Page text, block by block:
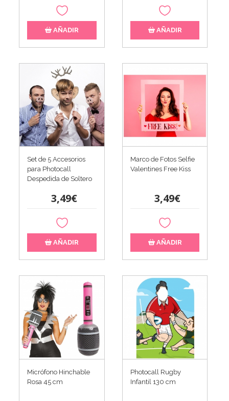
AÑADIR AÑADIR
Set de 5 Accesorios
para Photocall
Despedida de Soltero
3,49€
AÑADIR
Marco de Fotos Selfie
Valentines Free Kiss
3,49€
AÑADIR
Micrófono Hinchable
Rosa 45 cm
Photocall Rugby
Infantil 130 cm